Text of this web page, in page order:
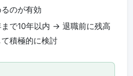
のが有効
で10年以内 -> 退職前に残高
積極的に検討